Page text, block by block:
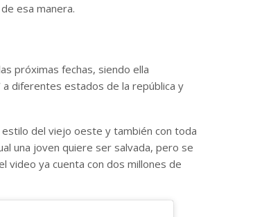
esa manera.
próximas fechas, siendo ella
a diferentes estados de la república y
estilo del viejo oeste y también con toda
una joven quiere ser salvada, pero se
video ya cuenta con dos millones de